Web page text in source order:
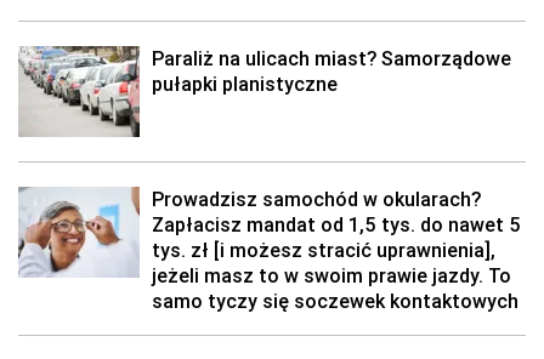
Paraliż na ulicach miast? Samorządowe
pułapki planistyczne
Prowadzisz samochód w okularach?
Zapłacisz mandat od 1,5 tys. do nawet 5
tys. zł [i możesz stracić uprawnienia],
jeżeli masz to w swoim prawie jazdy. To
samo tyczy się soczewek kontaktowych